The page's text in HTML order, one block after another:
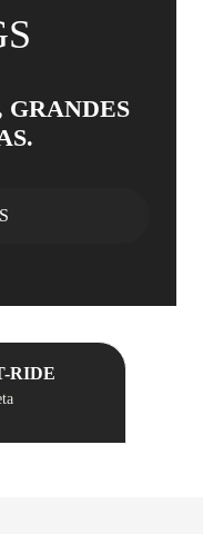
GRANDES
RIDE